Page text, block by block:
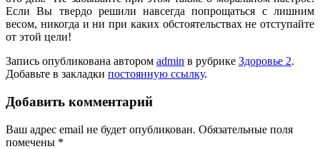
Если Вы твердо решили навсегда попрощаться с лишним
весом, никогда и ни при каких обстоятельствах не отступайте
от этой цели!
Запись опубликована автором admin в рубрике Здоровье 2.
Добавьте в закладки постоянную ссылку.
Добавить комментарий
Ваш адрес email не будет опубликован. Обязательные поля
помечены *